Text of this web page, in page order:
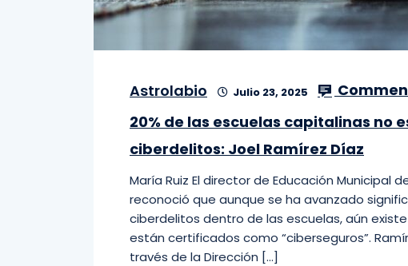
Astrolabio Julio 23, 2025
20% de las escuelas capitalinas no
ciberdelitos: Joel Ramírez Díaz
María Ruiz El director de Educación Municipal
reconoció que aunque se ha avanzado
ciberdelitos dentro de las escuelas, aún
están certificados como “ciberseguros”.
través de la Dirección […]